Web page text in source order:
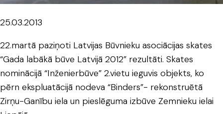
25.03.2013
22.martā paziņoti Latvijas Būvnieku asociācijas skates
“Gada labākā būve Latvijā 2012” rezultāti. Skates
nominācijā “Inženierbūve” 2.vietu ieguvis objekts, ko
pērn ekspluatācijā nodeva “Binders”- rekonstruētā
Zirņu-Ganību iela un pieslēguma izbūve Zemnieku ielai